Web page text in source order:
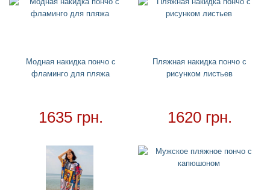
Матрасы
+
Купальники
+
Надувные подстаканники
Для дома
+
Модная накидка пончо с
фламинго для пляжа
1635 грн.
Пляжная накидка пончо с
рисунком листьев
1620 грн.